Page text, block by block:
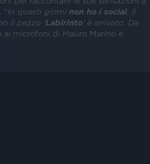
. “In questi giorni non ho i social, il
il pezzo ‘Labirinto’ è arrivato. Da
ai microfoni di Mauro Marino e